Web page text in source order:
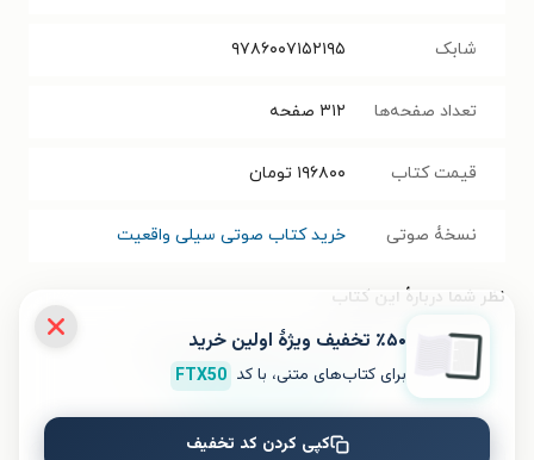
شابک ۹۷۸۶۰۰۷۱۵۲۱۹۵
تعداد صفحه‌ها ۳۱۲ صفحه
قیمت کتاب ۱۹۶۸۰۰ تومان
نسخۀ صوتی خرید کتاب صوتی سیلی واقعیت
نظر شما دربارهٔ این کتاب
به این کتاب چه امتیازی می‌دهید؟٪۵۰ تخفیف ویژۀ اولین خرید
برای کتاب‌های متنی، با کد FTX50
کپی کردن کد تخفیف